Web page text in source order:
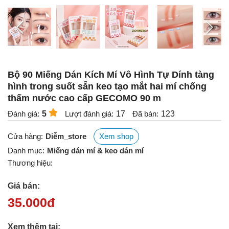
Bộ 90 Miếng Dán Kích Mí Vô Hình Tự Dính tàng
hình trong suốt sẵn keo tạo mắt hai mí chống
thấm nước cao cấp GECOMO 90 m
Đánh giá: 5 Lượt đánh giá: 17 Đã bán: 123
Cửa hàng: Diễm_store
Xem shop
Danh mục: Miếng dán mí & keo dán mí
Thương hiệu:
Giá bán:
35.000đ
Xem thêm tại: